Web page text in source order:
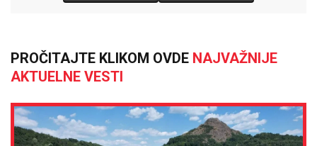
PROČITAJTE KLIKOM OVDE NAJVAŽNIJE
AKTUELNE VESTI